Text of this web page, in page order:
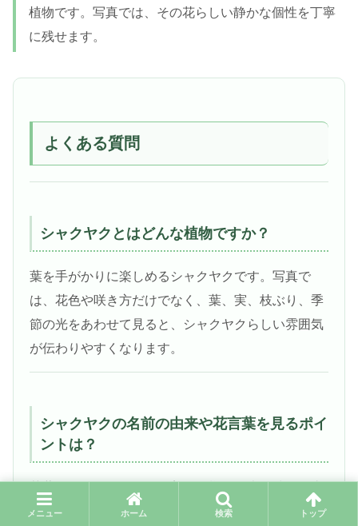
植物です。写真では、その花らしい静かな個性を丁寧
に残せます。
よくある質問
シャクヤクとはどんな植物ですか？
葉を手がかりに楽しめるシャクヤクです。写真で
は、花色や咲き方だけでなく、葉、実、枝ぶり、季
節の光をあわせて見ると、シャクヤクらしい雰囲気
が伝わりやすくなります。
シャクヤクの名前の由来や花言葉を見るポイ
ントは？
来するという説があります。別名の貌佳草は、顔か
メニュー ホーム 検索 トップ